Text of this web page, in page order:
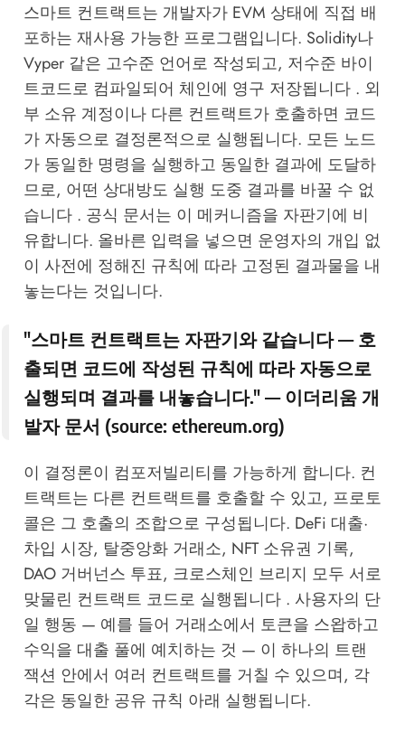
스마트 컨트랙트는 개발자가 EVM 상태에 직접 배
포하는 재사용 가능한 프로그램입니다. Solidity나
Vyper 같은 고수준 언어로 작성되고, 저수준 바이
트코드로 컴파일되어 체인에 영구 저장됩니다 . 외
부 소유 계정이나 다른 컨트랙트가 호출하면 코드
가 자동으로 결정론적으로 실행됩니다. 모든 노드
가 동일한 명령을 실행하고 동일한 결과에 도달하
므로, 어떤 상대방도 실행 도중 결과를 바꿀 수 없
습니다 . 공식 문서는 이 메커니즘을 자판기에 비
유합니다. 올바른 입력을 넣으면 운영자의 개입 없
이 사전에 정해진 규칙에 따라 고정된 결과물을 내
놓는다는 것입니다.
"스마트 컨트랙트는 자판기와 같습니다 — 호
출되면 코드에 작성된 규칙에 따라 자동으로
실행되며 결과를 내놓습니다." — 이더리움 개
발자 문서 (source: ethereum.org)
이 결정론이 컴포저빌리티를 가능하게 합니다. 컨
트랙트는 다른 컨트랙트를 호출할 수 있고, 프로토
콜은 그 호출의 조합으로 구성됩니다. DeFi 대출·
차입 시장, 탈중앙화 거래소, NFT 소유권 기록,
DAO 거버넌스 투표, 크로스체인 브리지 모두 서로
맞물린 컨트랙트 코드로 실행됩니다 . 사용자의 단
일 행동 — 예를 들어 거래소에서 토큰을 스왑하고
수익을 대출 풀에 예치하는 것 — 이 하나의 트랜
잭션 안에서 여러 컨트랙트를 거칠 수 있으며, 각
각은 동일한 공유 규칙 아래 실행됩니다.